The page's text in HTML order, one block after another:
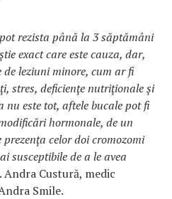
rezista până la 3 săptămâni
exact care este cauza, dar,
leziuni minore, cum ar fi
stres, deficienţe nutriţionale şi
este tot, aftele bucale pot fi
hormonale, de un
celor doi cromozomi
susceptibile de a le avea
Andra Custură, medic
Smile.